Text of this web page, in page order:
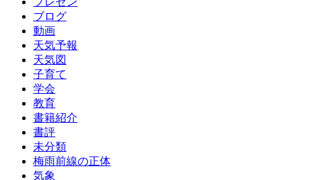
ブログ
動画
天気予報
天気図
子育て
学会
教育
書籍紹介
書評
未分類
梅雨前線の正体
気象